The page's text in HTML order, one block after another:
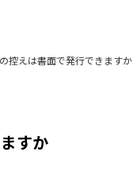
控えは書面で発行できますか
すか